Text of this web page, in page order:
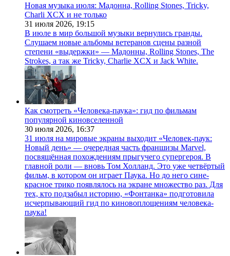
Новая музыка июля: Мадонна, Rolling Stones, Tricky,
Charli XCX и не только
31 июля 2026, 19:15
В июле в мир большой музыки вернулись гранды.
Слушаем новые альбомы ветеранов сцены разной
степени «выдержки» — Мадонны, Rolling Stones, The
Strokes, а так же Tricky, Charlie XCX и Jack White.
Как смотреть «Человека-паука»: гид по фильмам
популярной киновселенной
30 июля 2026, 16:37
31 июля на мировые экраны выходит «Человек-паук:
Новый день» — очередная часть франшизы Marvel,
посвящённая похождениям прыгучего супергероя. В
главной роли — вновь Том Холланд. Это уже четвёртый
фильм, в котором он играет Паука. Но до него сине-
красное трико появлялось на экране множество раз. Для
тех, кто подзабыл историю, «Фонтанка» подготовила
исчерпывающий гид по киновоплощениям человека-
паука!